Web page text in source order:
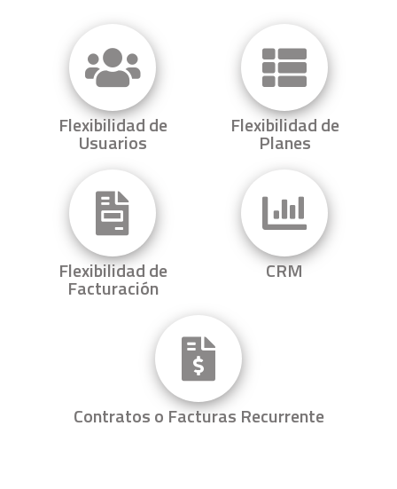
Flexibilidad de
Usuarios
Flexibilidad de
Planes
Flexibilidad de
Facturación
CRM
Contratos o Facturas Recurrente